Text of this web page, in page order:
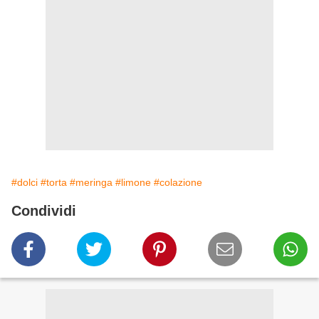
#dolci #torta #meringa #limone #colazione
Condividi